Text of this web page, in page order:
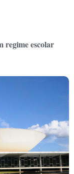
regime escolar